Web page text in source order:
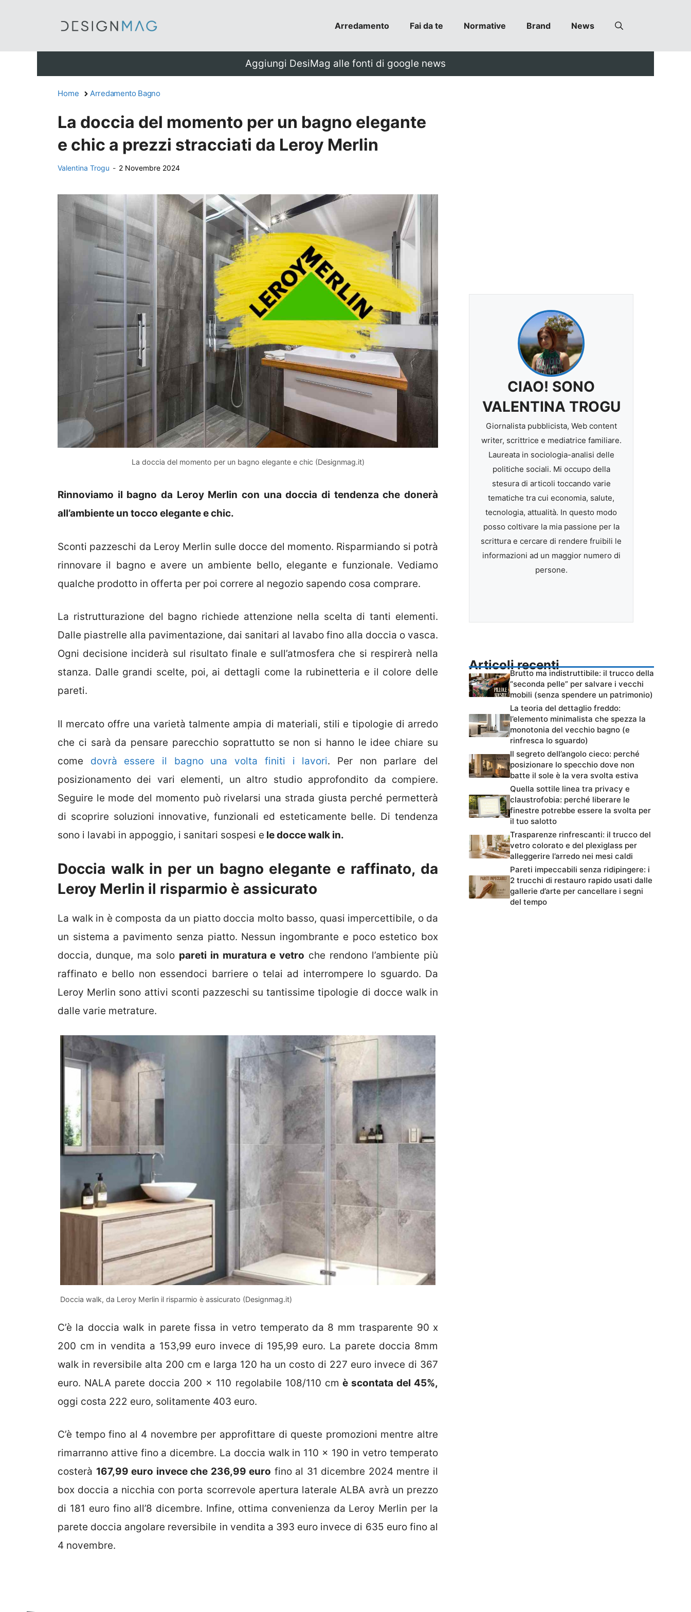
Arredamento Fai da te Normative Brand News
Aggiungi DesiMag alle fonti di google news
Home Arredamento Bagno
La doccia del momento per un bagno elegante
e chic a prezzi stracciati da Leroy Merlin
Valentina Trogu - 2 Novembre 2024
La doccia del momento per un bagno elegante e chic (Designmag.it)
Rinnoviamo il bagno da Leroy Merlin con una doccia di tendenza che donerà
all’ambiente un tocco elegante e chic.
Sconti pazzeschi da Leroy Merlin sulle docce del momento. Risparmiando si potrà
rinnovare il bagno e avere un ambiente bello, elegante e funzionale. Vediamo
qualche prodotto in offerta per poi correre al negozio sapendo cosa comprare.
La ristrutturazione del bagno richiede attenzione nella scelta di tanti elementi.
Dalle piastrelle alla pavimentazione, dai sanitari al lavabo fino alla doccia o vasca.
Ogni decisione inciderà sul risultato finale e sull’atmosfera che si respirerà nella
stanza. Dalle grandi scelte, poi, ai dettagli come la rubinetteria e il colore delle
pareti.
Il mercato offre una varietà talmente ampia di materiali, stili e tipologie di arredo
che ci sarà da pensare parecchio soprattutto se non si hanno le idee chiare su
come dovrà essere il bagno una volta finiti i lavori. Per non parlare del
posizionamento dei vari elementi, un altro studio approfondito da compiere.
Seguire le mode del momento può rivelarsi una strada giusta perché permetterà
di scoprire soluzioni innovative, funzionali ed esteticamente belle. Di tendenza
sono i lavabi in appoggio, i sanitari sospesi e le docce walk in.
Doccia walk in per un bagno elegante e raffinato, da
Leroy Merlin il risparmio è assicurato
La walk in è composta da un piatto doccia molto basso, quasi impercettibile, o da
un sistema a pavimento senza piatto. Nessun ingombrante e poco estetico box
doccia, dunque, ma solo pareti in muratura e vetro che rendono l’ambiente più
raffinato e bello non essendoci barriere o telai ad interrompere lo sguardo. Da
Leroy Merlin sono attivi sconti pazzeschi su tantissime tipologie di docce walk in
dalle varie metrature.
Doccia walk, da Leroy Merlin il risparmio è assicurato (Designmag.it)
C’è la doccia walk in parete fissa in vetro temperato da 8 mm trasparente 90 x
200 cm in vendita a 153,99 euro invece di 195,99 euro. La parete doccia 8mm
walk in reversibile alta 200 cm e larga 120 ha un costo di 227 euro invece di 367
euro. NALA parete doccia 200 x 110 regolabile 108/110 cm è scontata del 45%,
oggi costa 222 euro, solitamente 403 euro.
C’è tempo fino al 4 novembre per approfittare di queste promozioni mentre altre
rimarranno attive fino a dicembre. La doccia walk in 110 x 190 in vetro temperato
costerà 167,99 euro invece che 236,99 euro fino al 31 dicembre 2024 mentre il
box doccia a nicchia con porta scorrevole apertura laterale ALBA avrà un prezzo
di 181 euro fino all’8 dicembre. Infine, ottima convenienza da Leroy Merlin per la
parete doccia angolare reversibile in vendita a 393 euro invece di 635 euro fino al
4 novembre.
CIAO! SONO
VALENTINA TROGU
Giornalista pubblicista, Web content
writer, scrittrice e mediatrice familiare.
Laureata in sociologia-analisi delle
politiche sociali. Mi occupo della
stesura di articoli toccando varie
tematiche tra cui economia, salute,
tecnologia, attualità. In questo modo
posso coltivare la mia passione per la
scrittura e cercare di rendere fruibili le
informazioni ad un maggior numero di
persone.
Articoli recenti
Brutto ma indistruttibile: il trucco della
“seconda pelle” per salvare i vecchi
mobili (senza spendere un patrimonio)
La teoria del dettaglio freddo:
l’elemento minimalista che spezza la
monotonia del vecchio bagno (e
rinfresca lo sguardo)
Il segreto dell’angolo cieco: perché
posizionare lo specchio dove non
batte il sole è la vera svolta estiva
Quella sottile linea tra privacy e
claustrofobia: perché liberare le
finestre potrebbe essere la svolta per
il tuo salotto
Trasparenze rinfrescanti: il trucco del
vetro colorato e del plexiglass per
alleggerire l’arredo nei mesi caldi
Pareti impeccabili senza ridipingere: i
2 trucchi di restauro rapido usati dalle
gallerie d’arte per cancellare i segni
del tempo